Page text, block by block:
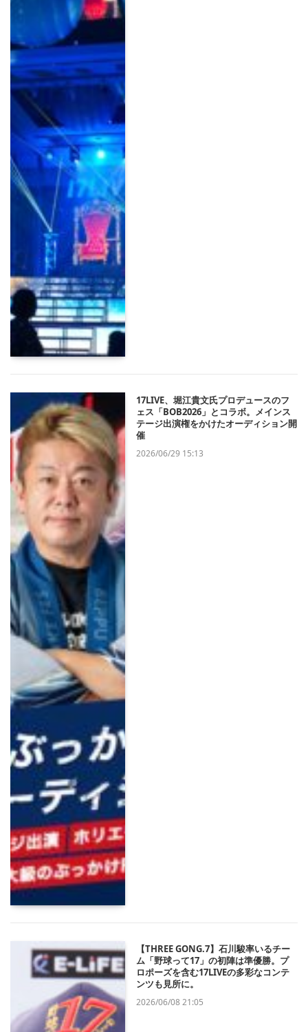
17LIVE、堀江貴文氏プロデュースのフ
ェス「BOB2026」とコラボ。メインス
テージ出演権をかけたオーディション開
催
2026/06/29 15:13
【THREE GONG.7】石川駿率いるチー
ム「野球って17」の初陣は準優勝。プ
ロポーズを含む17LIVEの多彩なコンテ
ンツも見所に。
2026/06/08 21:05